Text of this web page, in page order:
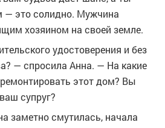
— это солидно. Мужчина
хозяином на своей земле.
удостоверения и без
— спросила Анна. — На какие
этот дом? Вы
супруг?
заметно смутилась, начала